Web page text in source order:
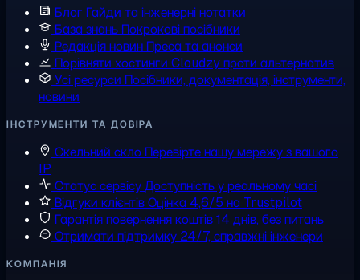
Блог Гайди та інженерні нотатки
База знань Покрокові посібники
Редакція новин Преса та анонси
Порівняти хостинги Cloudzy проти альтернатив
Усі ресурси Посібники, документація, інструменти,
новини
ІНСТРУМЕНТИ ТА ДОВІРА
Скельний скло Перевірте нашу мережу з вашого
IP
Статус сервісуДоступність у реальному часі
Відгуки клієнтівОцінка 4,6/5 на Trustpilot
Гарантія повернення коштів14 днів, без питань
Отримати підтримку 24/7, справжні інженери
КОМПАНІЯ